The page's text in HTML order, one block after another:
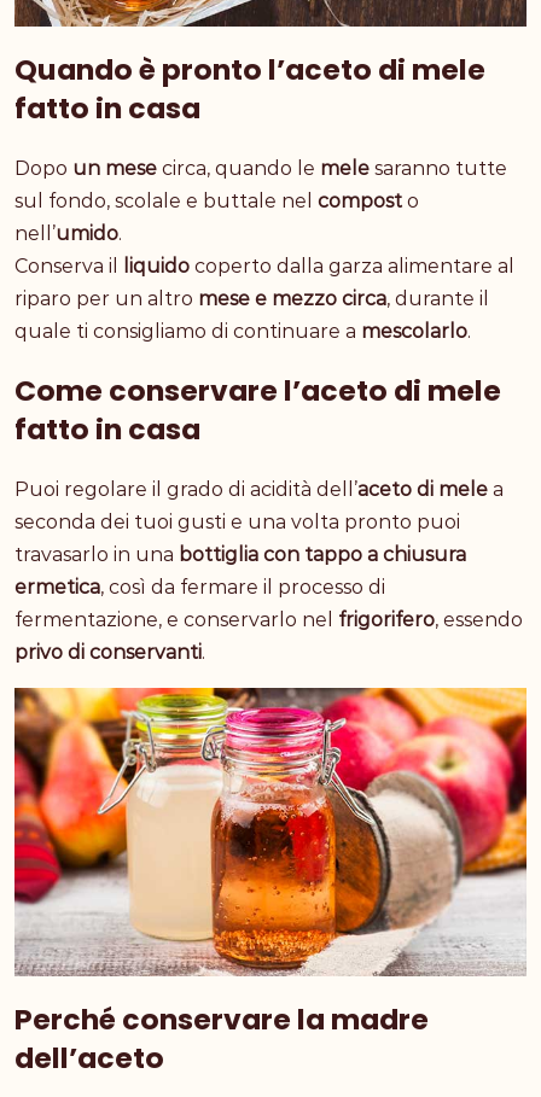
Quando è pronto l’aceto di mele
fatto in casa
Dopo un mese circa, quando le mele saranno tutte
sul fondo, scolale e buttale nel compost o
nell’umido.
Conserva il
liquido coperto dalla garza alimentare al
riparo per un altro mese e mezzo circa, durante il
quale ti consigliamo di continuare a mescolarlo.
Come conservare l’aceto di mele
fatto in casa
Puoi regolare il grado di acidità dell’aceto di mele a
seconda dei tuoi gusti e una volta pronto puoi
travasarlo in una bottiglia con tappo a chiusura
ermetica, così da fermare il processo di
fermentazione, e conservarlo nel frigorifero, essendo
privo di conservanti.
Perché conservare la madre
dell’aceto